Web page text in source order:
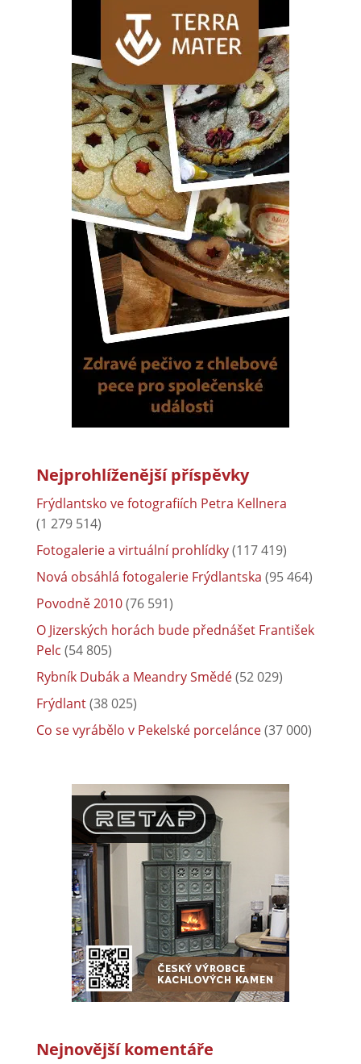
Nejprohlíženější příspěvky
Frýdlantsko ve fotografiích Petra Kellnera
(1 279 514)
Fotogalerie a virtuální prohlídky(117 419)
Nová obsáhlá fotogalerie Frýdlantska (95 464)
Povodně 2010(76 591)
O Jizerských horách bude přednášet František
Pelc (54 805)
Rybník Dubák a Meandry Smědé(52 029)
Frýdlant(38 025)
Co se vyrábělo v Pekelské porcelánce(37 000)
Nejnovější komentáře